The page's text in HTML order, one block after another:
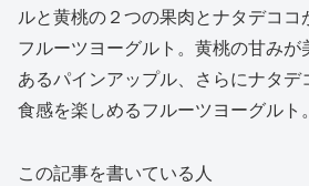
ルと黄桃の２つの果肉とナタデココ
フルーツヨーグルト。黄桃の甘み
あるパインアップル、さらにナタデ
食感を楽しめるフルーツヨーグルト。
この記事を書いている人